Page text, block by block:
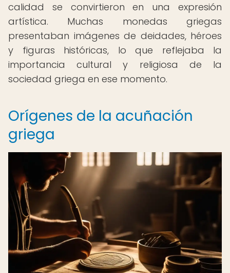
calidad se convirtieron en una expresión
artística. Muchas monedas griegas
presentaban imágenes de deidades, héroes
y figuras históricas, lo que reflejaba la
importancia cultural y religiosa de la
sociedad griega en ese momento.
Orígenes de la acuñación
griega